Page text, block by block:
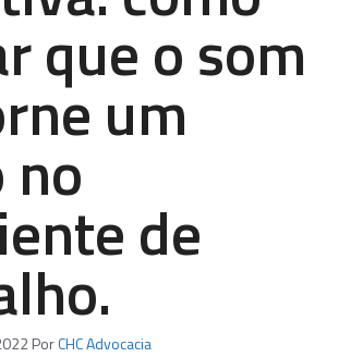
que o som
um
de
PorCHC Advocacia